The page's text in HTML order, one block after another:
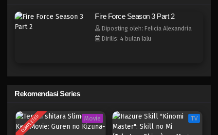
Fire Force Season 3 Part 2
Eps 5 - Februari 7, 2026
Fire Force Season 3 Part 2
Eps 4 - Januari 31, 2026
Fire Force Season 3 Part 2
Diposting oleh: Felicia Alexandria
Dirilis: 4 bulan lalu
Rekomendasi Series
COMPLETED Movie TV